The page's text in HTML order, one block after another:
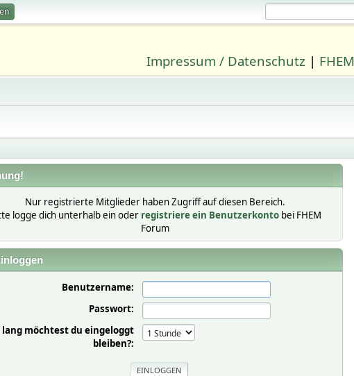
Impressum / Datenschutz | FHEM
Nur registrierte Mitglieder haben Zugriff auf diesen Bereich.
logge dich unterhalb ein oder registriere ein Benutzerkontobei FHEM
Forum
Benutzername:
Passwort:
lang möchtest du eingeloggt
bleiben?: